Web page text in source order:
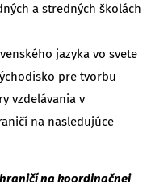
a stredných školách
jazyka vo svete
pre tvorbu
vzdelávania v
na nasledujúce
na koordinačnej